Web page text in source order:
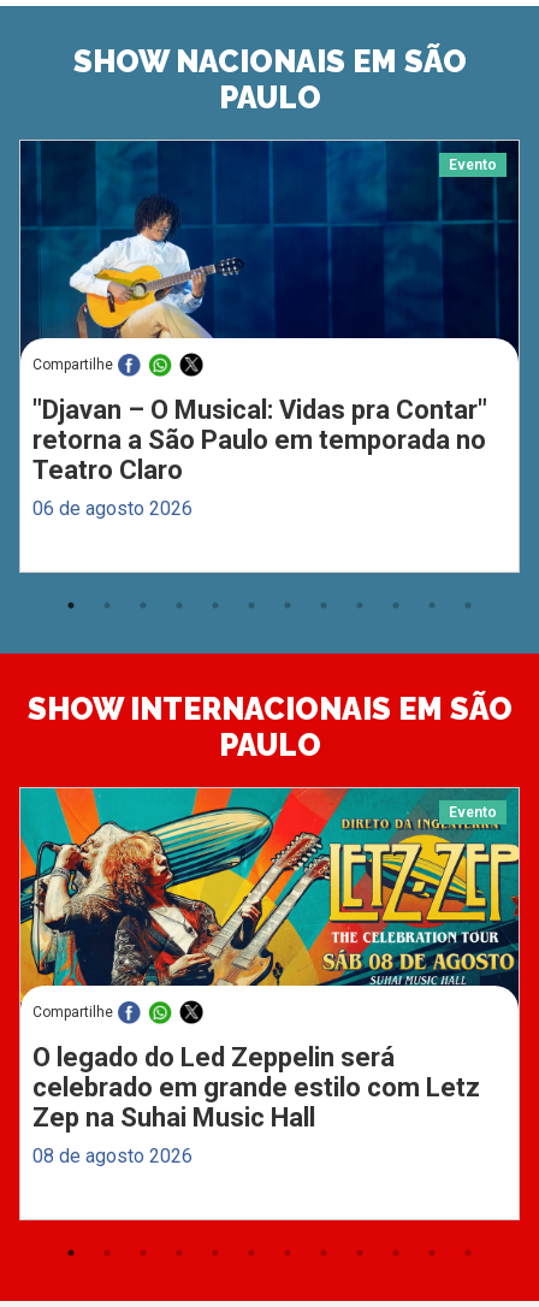
SHOW NACIONAIS EM SÃO
PAULO
Evento
Compartilhe
"Djavan – O Musical: Vidas pra Contar"
retorna a São Paulo em temporada no
Teatro Claro
06 de agosto 2026
SHOW INTERNACIONAIS EM SÃO
PAULO
Evento
Compartilhe
O legado do Led Zeppelin será
celebrado em grande estilo com Letz
Zep na Suhai Music Hall
08 de agosto 2026